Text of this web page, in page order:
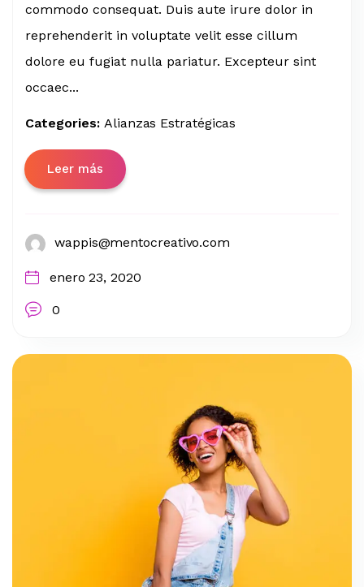
commodo consequat. Duis aute irure dolor in
reprehenderit in voluptate velit esse cillum
dolore eu fugiat nulla pariatur. Excepteur sint
occaec...
Categories: Alianzas Estratégicas
Leer más
wappis@mentocreativo.com
enero 23, 2020
0